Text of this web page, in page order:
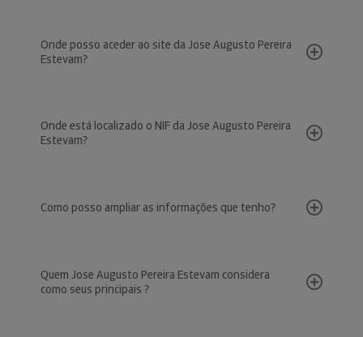
Onde posso aceder ao site da Jose Augusto Pereira
Estevam?
Onde está localizado o NIF da Jose Augusto Pereira
Estevam?
Como posso ampliar as informações que tenho?
Quem Jose Augusto Pereira Estevam considera
como seus principais ?